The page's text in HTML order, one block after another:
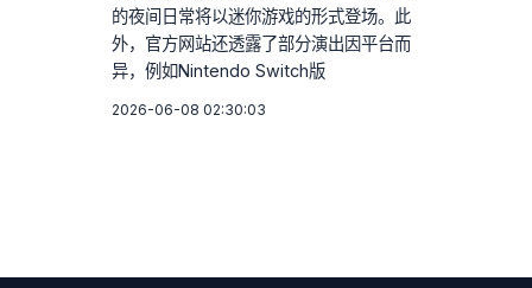
的夜间日常将以迷你游戏的形式登场。此
外，官方网站还透露了部分演出因平台而
异，例如Nintendo Switch版
2026-06-08 02:30:03